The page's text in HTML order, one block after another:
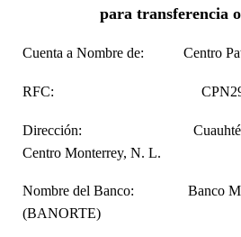
para transferencia
Cuenta a Nombre de: Centro
RFC:
Dirección: Cuauhtémoc
Centro Monterrey, N. L.
Nombre del Banco: Banco
(BANORTE)